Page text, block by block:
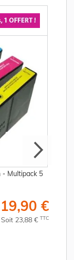
- Multipack 5
19,90 €
Soit 23,88 € TTC